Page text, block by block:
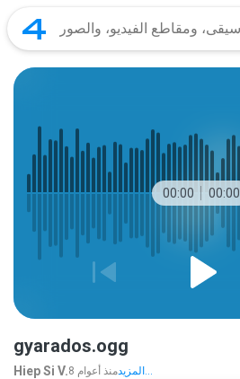
00:00 00:00
gyarados.ogg
Hiep Si V. 8 منذ أعوام المزيد...